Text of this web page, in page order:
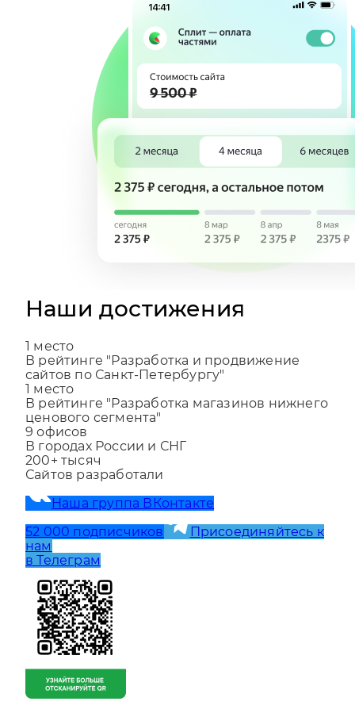
Наши достижения
1место
В рейтинге "Разработка и продвижение
сайтов по Санкт-Петербургу"
1место
В рейтинге "Разработка магазинов нижнего
ценового сегмента"
9 офисов
В городах России и СНГ
200+тысяч
52 000 подписчиков
нам